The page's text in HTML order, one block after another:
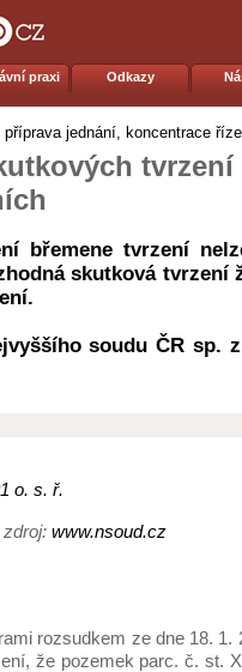
praxi Odkazy
příprava jednání, koncentrace
tvrzení
břemene tvrzení
skutková tvrzení
soudu ČR sp.
o. s. ř.
zdroj: www.nsoud.cz
rozsudkem ze dne 18. 1.
že pozemek parc. č. st.